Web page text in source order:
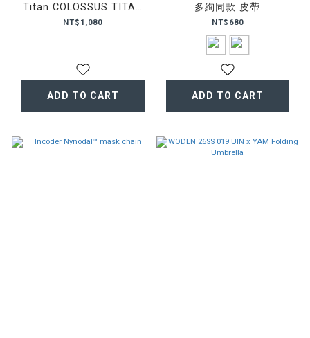
Titan COLOSSUS TITAN
LIP BALM CASE 超大型巨
NT$1,080
ADD TO CART
多絢同款 皮帶
NT$680
ADD TO CART